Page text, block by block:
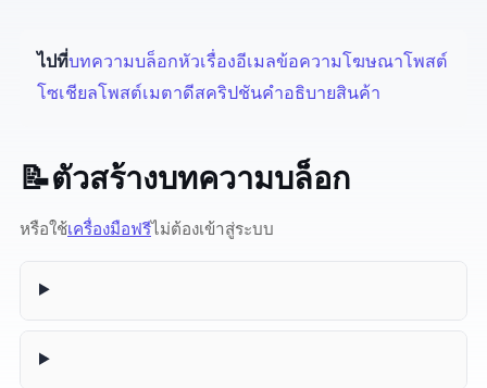
ไปที่:บทความบล็อกหัวเรื่องอีเมลข้อความโฆษณา โพสต์
โซเชียล โพสต์ LinkedInเมตาดีสคริปชันคำอธิบายสินค้า
📝 ตัวสร้างบทความบล็อก
หรือใช้เครื่องมือฟรี— ไม่ต้องเข้าสู่ระบบ